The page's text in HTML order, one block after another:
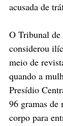
acusada de
O Tribunal de
considerou
meio de
quando a
Presídio
96 gramas de
corpo para